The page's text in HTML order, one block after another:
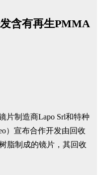
含有再生PMMA
片制造商Lapo Srl和特种
）宣布合作开发由回收
脂制成的镜片，其回收